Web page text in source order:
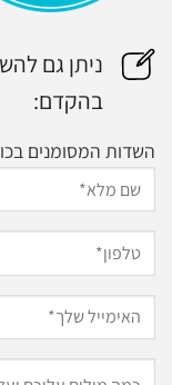
ניתן גם
בהקדם:
השדות המסומנים